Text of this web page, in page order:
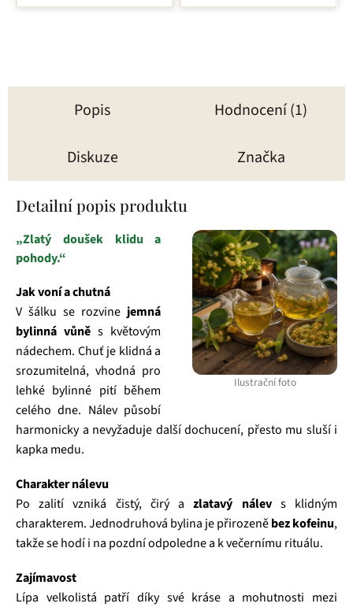
5
Popis Hodnocení (1)
Diskuze Značka
Detailní popis produktu
Ilustrační foto
„Zlatý doušek klidu a
pohody.“
Jak voní a chutná
V šálku se rozvine jemná
bylinná vůně s květovým
nádechem. Chuť je klidná a
srozumitelná, vhodná pro
lehké bylinné pití během
celého dne. Nálev působí
harmonicky a nevyžaduje další dochucení, přesto mu sluší i
kapka medu.
Charakter nálevu
Po zalití vzniká čistý, čirý azlatavý nálevs klidným
charakterem. Jednodruhová bylina je přirozeněbez kofeinu,
takže se hodí i na pozdní odpoledne a k večernímu rituálu.
Zajímavost
Lípa velkolistá patří díky své kráse a mohutnosti mezi